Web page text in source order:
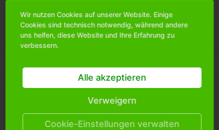
Service Hotline
Informationen
Cookie Einstellungen Versandkosten
Wir nutzen Cookies auf unserer Website. Einige
Cookies sind technisch notwendig, während andere
uns helfen, diese Website und Ihre Erfahrung zu
verbessern.
Alle akzeptieren
Verweigern
Cookie-Einstellungen verwalten